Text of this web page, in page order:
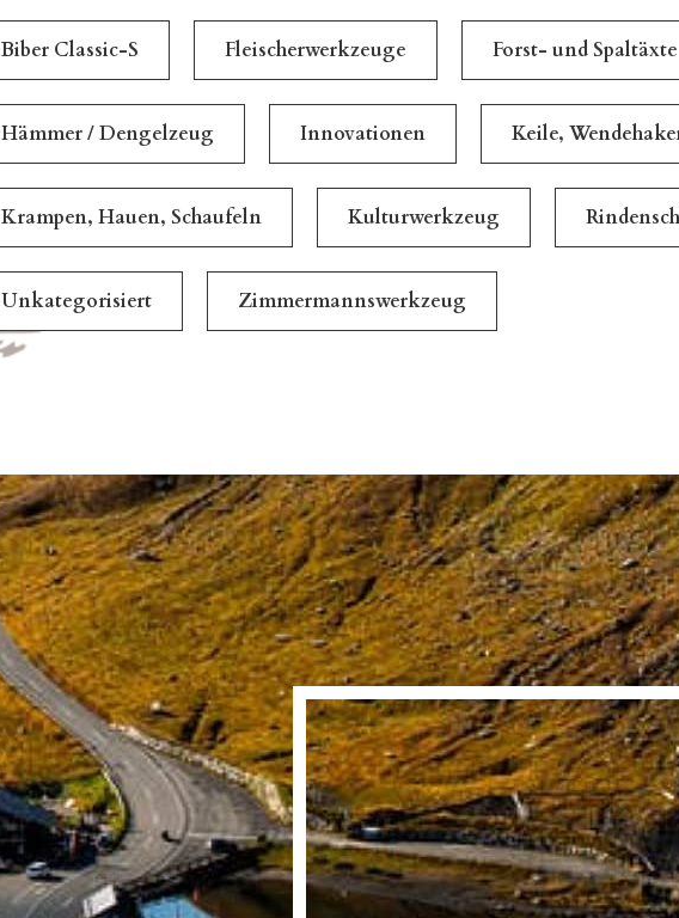
Biber Classic-S Fleischerwerkzeuge Forst- und Spaltäxte
Hämmer / Dengelzeug Innovationen Keile,
Krampen, Hauen, Schaufeln Kulturwerkzeug
Unkategorisiert Zimmermannswerkzeug